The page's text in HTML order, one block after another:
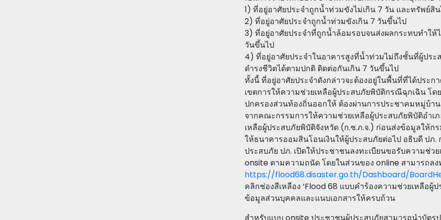
1) ที่อยู่อาศัยประจำถูกน้ำท่วมขังไม่เกิน 7 วัน และทรัพย์สิ
2) ที่อยู่อาศัยประจำถูกน้ำท่วมขังเกิน 7 วันขึ้นไป
3) ที่อยู่อาศัยประจำที่ถูกน้ำล้อมรอบจนส่งผลกระทบทำใ
วันขึ้นไป
4) ที่อยู่อาศัยประจำในอาคารสูงที่น้ำท่วมไม่ถึงชั้นที่ผู้ปร
ดำรงชีวิตได้ตามปกติ ติดต่อกันเกิน 7 วันขึ้นไป
ทั้งนี้ ที่อยู่อาศัยประจำดังกล่าวจะต้องอยู่ในพื้นที่ที่ได้ประ
เขตการให้ความช่วยเหลือผู้ประสบภัยพิบัติกรณีฉุกเฉิน โ
ปกครองส่วนท้องถิ่นออกให้ ต้องผ่านการประชาคมหมู่บ้า
จากคณะกรรมการให้ความช่วยเหลือผู้ประสบภัยพิบัติอำ
เหลือผู้ประสบภัยพิบัติจังหวัด (ก.ช.ภ.จ.) ก่อนส่งข้อมูลให้
ให้ธนาคารออมสินโอนเงินให้ผู้ประสบภัยต่อไป อธิบดี ปภ.
ประสบภัย ปภ. เปิดให้ประชาชนลงทะเบียนขอรับความช่ว
onsite ตามความถนัด โดยในส่วนของ online สามารถลง
https://flood68.disaster.go.th/Dashboard/
คลิกช่องสีเหลือง ‘Flood 68 แบบคำร้องความช่วยเหลือผู้
ข้อมูลส่วนบุคคลและแนบเอกสารให้ครบถ้วน